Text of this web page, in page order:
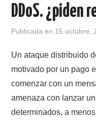
CONTACTO
DDoS. ¿piden
Publicada en 15 octubre,
Un ataque distribuido
motivado por un pago
comenzar con un
amenaza con lanzar
determinados, a